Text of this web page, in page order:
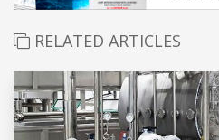
RELATED ARTICLES